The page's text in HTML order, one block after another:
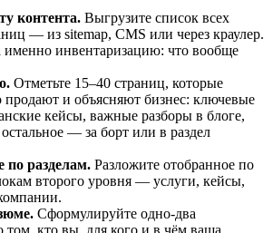
контента. Выгрузите список всех
— из sitemap, CMS или через краулер.
именно инвентаризацию: что вообще
Отметьте 15–40 страниц, которые
продают и объясняют бизнес: ключевые
кейсы, важные разборы в блоге,
— за борт или в раздел
по разделам. Разложите отобранное по
второго уровня — услуги, кейсы,
Сформулируйте одно-два
том, кто вы, для кого и в чём ваша